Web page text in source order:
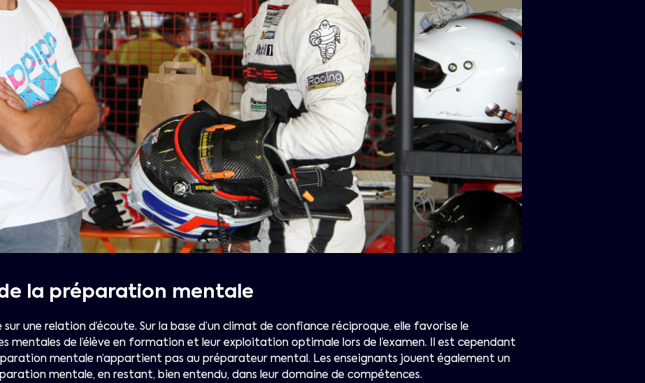
la préparation mentale
une relation d’écoute. Sur la base d’un climat de confiance réciproque, elle favorise le
mentales de l’élève en formation et leur exploitation optimale lors de l’examen. Il est cependant
mentale n’appartient pas au préparateur mental. Les enseignants jouent également un
mentale, en restant, bien entendu, dans leur domaine de compétences.